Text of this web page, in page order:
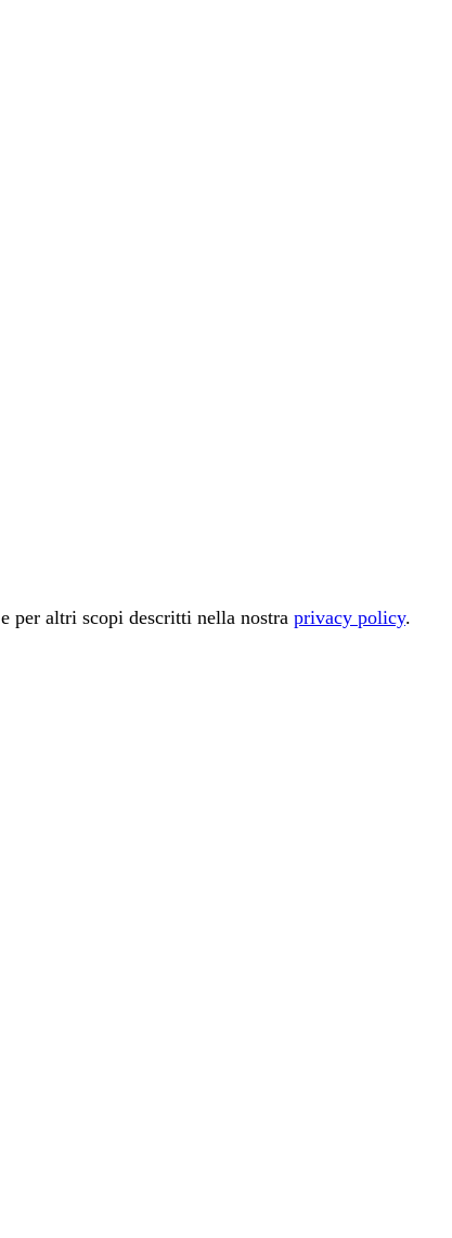
per altri scopi descritti nella nostra privacy policy.